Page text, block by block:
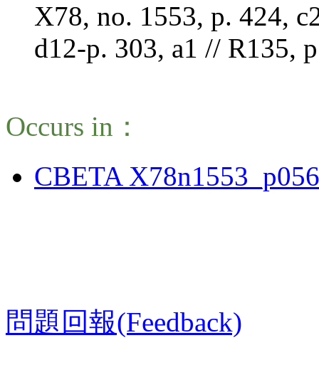
X78, no. 1553, p. 424,
d12-p. 303, a1 // R135,
Occurs in：
CBETA
問題回報(Feedback)